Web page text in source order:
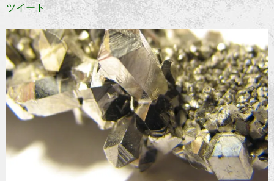
エンターテイメント
グルメ
トラベル
サッカー
PEOPLE
ビジネス
ツイート